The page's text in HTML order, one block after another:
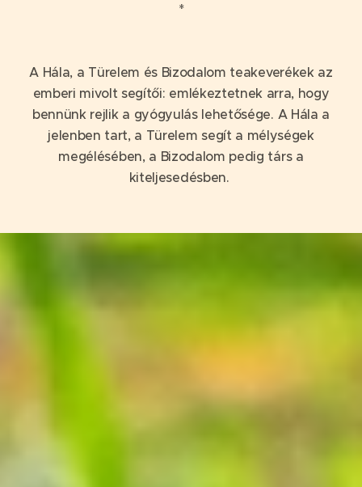
*
A Hála, a Türelem és Bizodalom teakeverékek az
emberi mivolt segítői: emlékeztetnek arra, hogy
bennünk rejlik a gyógyulás lehetősége. A Hála a
jelenben tart, a Türelem segít a mélységek
megélésében, a Bizodalom pedig társ a
kiteljesedésben.